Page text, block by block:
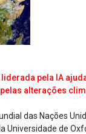
pela IA
alterações
das Nações
Universidade de